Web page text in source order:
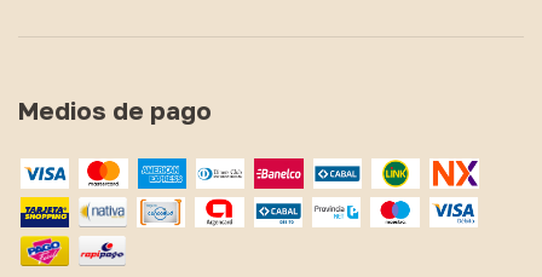
Medios de pago